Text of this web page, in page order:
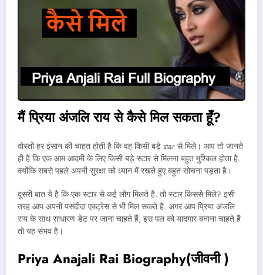
मैं प्रिया अंजलि राय से कैसे मिल सकता हूँ?
दोस्तों हर इंसान की चाहत होती है कि वह किसी बड़े star से मिले। आप तो जानते
ही हैं कि एक आम आदमी के लिए किसी बड़े स्टार से मिलना बहुत मुश्किल होता है.
क्योंकि सबसे पहले अपनी सुरक्षा को ध्यान में रखते हुए बहुत सोचना पड़ता है।
दूसरी बात ये है कि एक स्टार से कई लोग मिलते हैं. तो स्टार किससे मिले? इसी
तरह आप अपनी पसंदीदा एक्ट्रेस से भी मिल सकते हैं. अगर आप प्रिया अंजलि
राय के साथ साधारण डेट पर जाना चाहते हैं, इस पल को यादगार बनाना चाहते हैं
तो यह संभव है।
Priya Anajali Rai Biography(जीवनी )